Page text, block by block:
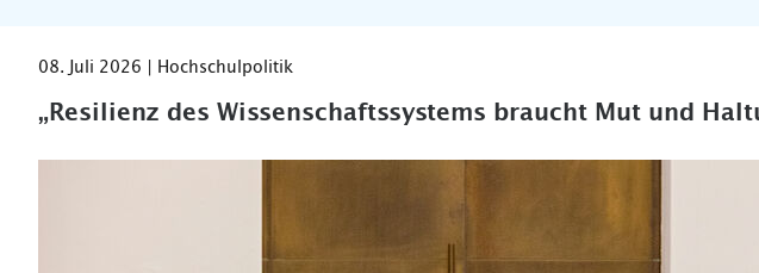
08. Juli 2026 | Hochschulpolitik
„Resilienz des Wissenschaftssystems braucht Mut und